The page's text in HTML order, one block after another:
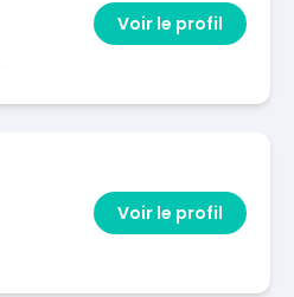
Voir le profil
Voir le profil